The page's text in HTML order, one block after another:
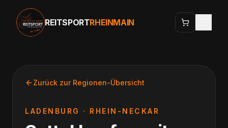
REITSPORTRHEINMAIN
Zurück zur Regionen-Übersicht
LADENBURG · RHEIN-NECKAR